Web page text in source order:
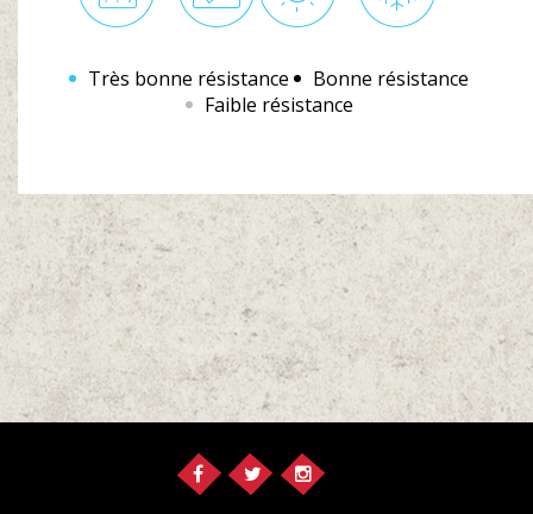
Très bonne résistance
Bonne résistance
Faible résistance